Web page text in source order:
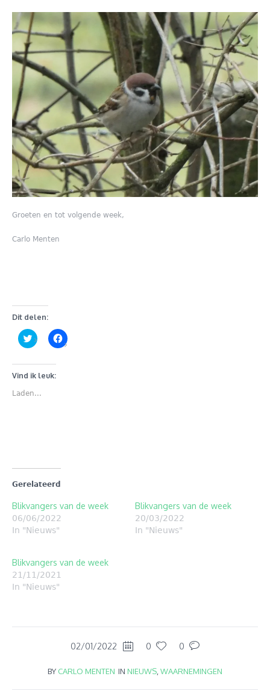
Groeten en tot volgende week,
Carlo Menten
Dit delen:
Klik
om
met
Twitter
in
een
Klik
om
Vind ik leuk:
Laden...
Gerelateerd
Blikvangers van de week
06/06/2022
In "Nieuws"
Blikvangers van de week
20/03/2022
In "Nieuws"
Blikvangers van de week
21/11/2021
In "Nieuws"
02/01/2022 0 0
BY CARLO MENTEN IN NIEUWS WAARNEMINGEN